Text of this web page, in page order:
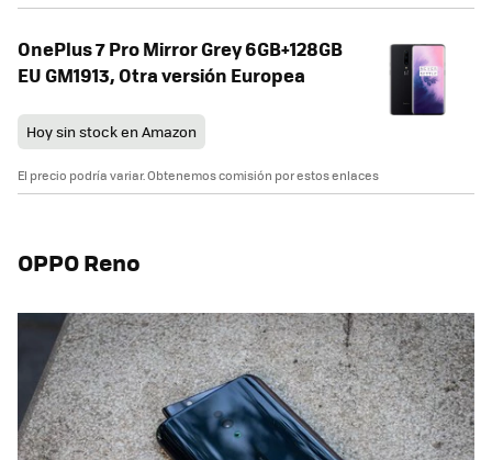
OnePlus 7 Pro Mirror Grey 6GB+128GB
EU GM1913, Otra versión Europea
Hoy sin stock en Amazon
El precio podría variar. Obtenemos comisión por estos enlaces
OPPO Reno